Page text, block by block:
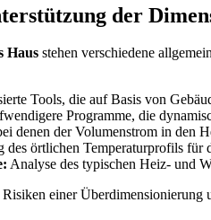
der
Haus stehen verschiedene
Tools, die auf Basis von
Programme, die
denen der Volumenstrom in den
des örtlichen Temperaturprofils
Analyse des typischen Heiz- und
einer Überdimensionierung